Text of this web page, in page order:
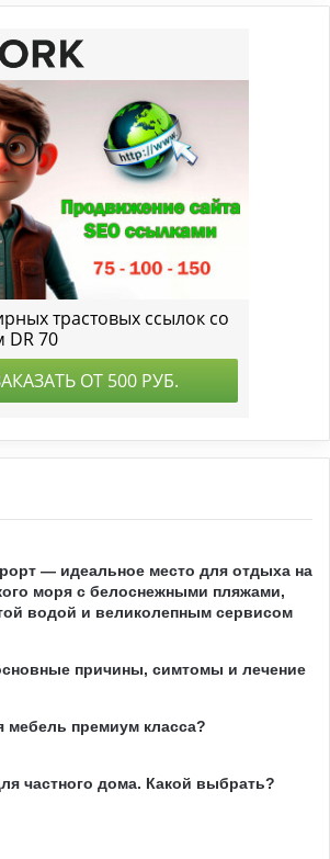
— идеальное место для отдыха на
моря с белоснежными пляжами,
водой и великолепным сервисом
причины, симтомы и лечение
мебель премиум класса?
частного дома. Какой выбрать?